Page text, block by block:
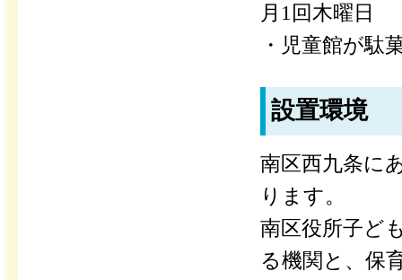
月1回木曜日
・児童館が駄
設置環境
南区西九条に
ります。
南区役所子ど
る機関と、保